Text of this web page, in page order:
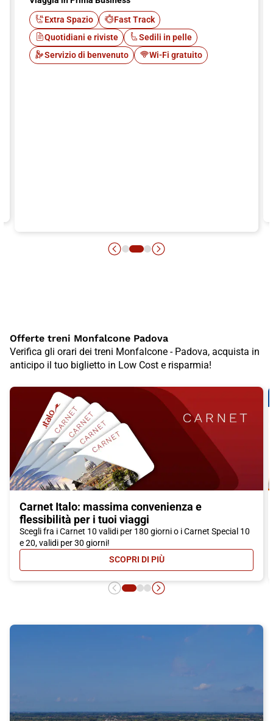
Extra Spazio
Fast Track
Quotidiani e riviste
Sedili in pelle
Servizio di benvenuto
Wi-Fi gratuito
Offerte treni Monfalcone Padova
Verifica gli orari dei treni Monfalcone - Padova, acquista in
anticipo il tuo biglietto in Low Cost e risparmia!
Carnet Italo: massima convenienza e
flessibilità per i tuoi viaggi
Scegli fra i Carnet 10 validi per 180 giorni o i Carnet Special 10
e 20, validi per 30 giorni!
SCOPRI DI PIÙ- CARNET ITALO: MASSIMA